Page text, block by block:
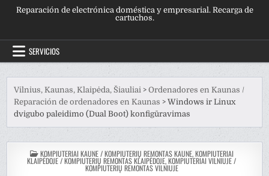
Reparación de electrónica doméstica y empresarial. Recarga de
cartuchos.
SERVICIOS
Vilnius, Kaunas, Klaipėda, Šiauliai >Ordenadores en Kaunas /
Reparación de ordenadores en Kaunas >Windows ir Linux
dvigubo paleidimo (Dual Boot) konfigūravimas
PUBLICADO
EN
KOMPIUTERIAI KAUNE / KOMPIUTERIŲ REMONTAS KAUNE,KOMPIUTERIAI
KLAIPĖDOJE / KOMPIUTERIŲ REMONTAS KLAIPĖDOJE,KOMPIUTERIAI VILNIUJE /
KOMPIUTERIŲ REMONTAS VILNIUJE